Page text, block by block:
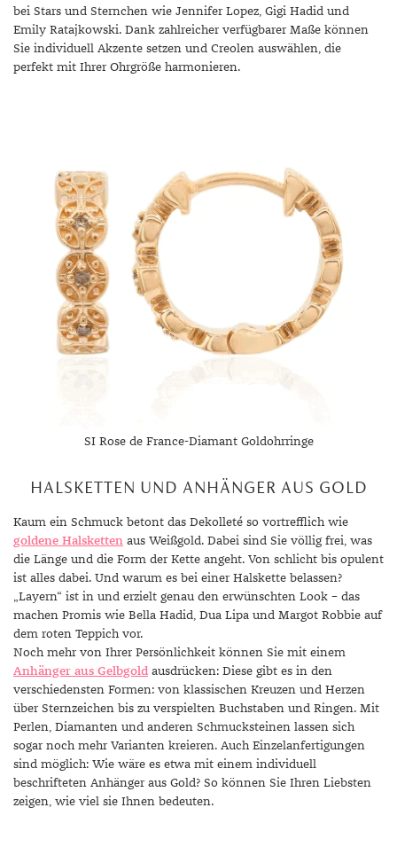
bei Stars und Sternchen wie Jennifer Lopez, Gigi Hadid und
Emily Ratajkowski. Dank zahlreicher verfügbarer Maße können
Sie individuell Akzente setzen und Creolen auswählen, die
perfekt mit Ihrer Ohrgröße harmonieren.
SI Rose de France-Diamant Goldohrringe
HALSKETTEN UND ANHÄNGER AUS GOLD
Kaum ein Schmuck betont das Dekolleté so vortrefflich wie
goldene Halsketten aus Weißgold. Dabei sind Sie völlig frei, was
die Länge und die Form der Kette angeht. Von schlicht bis opulent
ist alles dabei. Und warum es bei einer Halskette belassen?
„Layern“ ist in und erzielt genau den erwünschten Look – das
machen Promis wie Bella Hadid, Dua Lipa und Margot Robbie auf
dem roten Teppich vor.
Noch mehr von Ihrer Persönlichkeit können Sie mit einem
Anhänger aus Gelbgold ausdrücken: Diese gibt es in den
verschiedensten Formen: von klassischen Kreuzen und Herzen
über Sternzeichen bis zu verspielten Buchstaben und Ringen. Mit
Perlen, Diamanten und anderen Schmucksteinen lassen sich
sogar noch mehr Varianten kreieren. Auch Einzelanfertigungen
sind möglich: Wie wäre es etwa mit einem individuell
beschrifteten Anhänger aus Gold? So können Sie Ihren Liebsten
zeigen, wie viel sie Ihnen bedeuten.